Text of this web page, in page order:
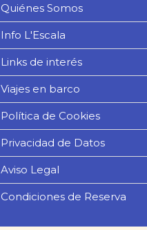
Quiénes Somos
Info L'Escala
Links de interés
Viajes en barco
Política de Cookies
Privacidad de Datos
Aviso Legal
Condiciones de Reserva